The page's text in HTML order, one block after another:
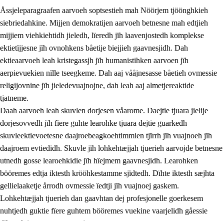
1. Lïerehtimmien aarvoevåarome
1.1 Almetjeaarvoe
1.2 Identiteete jïh kulturellen gellievoete
1.3
1.4
Skaepiedimmievoeteaavoe, eadtjohkevoete jïh
goerehtimmievæljoe
1.5 Eatnemem krööhkestidh jïh byjresegoerkesevoete
1.6 Demokratije jïh meatanårrome
Åssjeleparagraafen aarvoeh soptsestieh mah Nöörjem tjöönghkieh
siebriedahkine. Mijjen demokratijen aarvoeh betnesne mah edtjieh
mijjiem viehkiehtidh jieledh, lïeredh jïh laavenjostedh komplekse
ektietïjjesne jïh ovnohkens båetije biejjieh gaavnesjidh. Dah
ektieaarvoeh leah kristegassjh jïh humanistihken aarvoen jïh
aerpievuekien nïlle tseegkeme. Dah aaj vååjnesasse båetieh ovmessie
religijovnine jïh jieledevuajnojne, dah leah aaj almetjereaktide
tjatneme.
Daah aarvoeh leah skuvlen dorjesen våarome. Daejtie tjuara jielije
dorjesovvedh jïh fïere guhte learohke tjuara dejtie guarkedh
skuvleektievoetesne daajroebeagkoehtimmien tjïrrh jïh vuajnoeh jïh
daajroem evtiedidh. Skuvle jïh lohkehtæjjah tjuerieh aarvojde betnesne
utnedh gosse learoehkidie jïh hïejmem gaavnesjidh. Learohken
bööremes edtja iktesth krööhkestamme sjïdtedh. Dïhte iktesth sæjhta
gellielaaketje årrodh ovmessie ïedtji jïh vuajnoej gaskem.
Lohkehtæjjah tjuerieh dan gaavhtan dej profesjonelle goerkesem
nuhtjedh guktie fïere guhtem bööremes vuekine vaarjelidh gåessie